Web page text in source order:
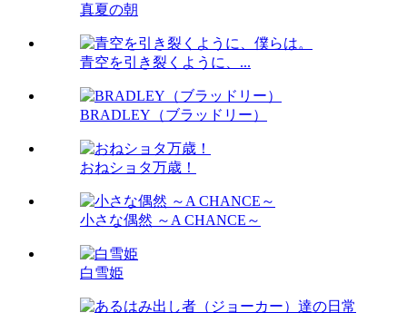
真夏の朝
青空を引き裂くように、...
BRADLEY（ブラッドリー）
おねショタ万歳！
小さな偶然 ～A CHANCE～
白雪姫